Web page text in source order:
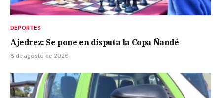
DEPORTES
Ajedrez: Se pone en disputa la Copa Ñandé
8 de agosto de 2026